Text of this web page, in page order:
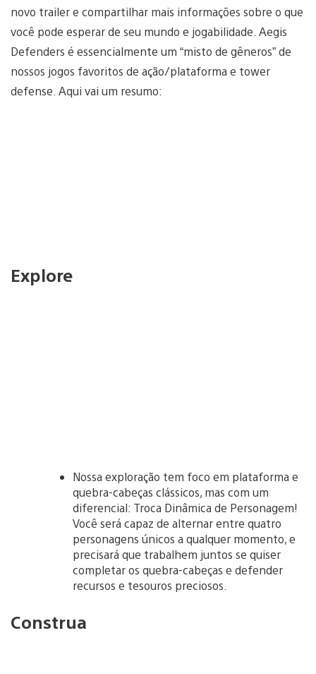
novo trailer e compartilhar mais informações sobre o que
você pode esperar de seu mundo e jogabilidade. Aegis
Defenders é essencialmente um “misto de gêneros” de
nossos jogos favoritos de ação/plataforma e tower
defense. Aqui vai um resumo:
Explore
Nossa exploração tem foco em plataforma e
quebra-cabeças clássicos, mas com um
diferencial: Troca Dinâmica de Personagem!
Você será capaz de alternar entre quatro
personagens únicos a qualquer momento, e
precisará que trabalhem juntos se quiser
completar os quebra-cabeças e defender
recursos e tesouros preciosos.
Construa